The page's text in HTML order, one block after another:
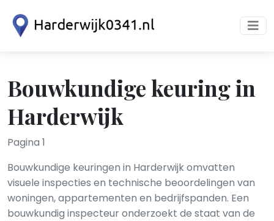
Bouwkundige keuring in
Harderwijk
Pagina 1
Bouwkundige keuringen in Harderwijk omvatten
visuele inspecties en technische beoordelingen van
woningen, appartementen en bedrijfspanden. Een
bouwkundig inspecteur onderzoekt de staat van de